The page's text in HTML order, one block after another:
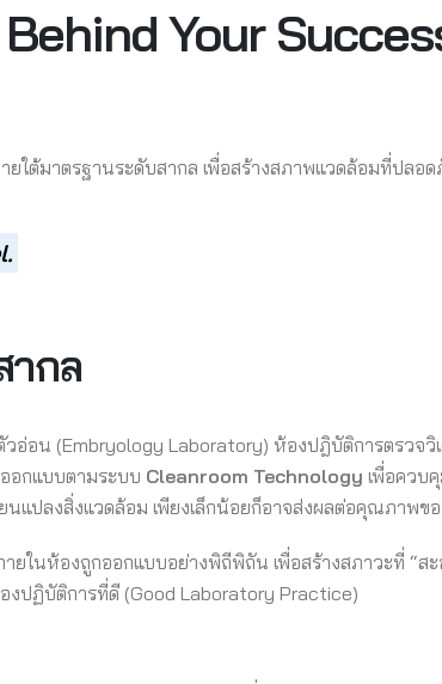
Behind Your
ใต้มาตรฐานระดับสากล เพื่อสร้างสภาพแวดล้อมที่ปล
ากล
วอ่อน (Embryology Laboratory) ห้องปฎิบัติการตรวจ
อกแบบตามระบบ Cleanroom Technology เพื่อควบ
นแปลงสิ่งแวดล้อม เพียงเล็กน้อยก็อาจส่งผลต่อคุณภาพข
ยในห้องถูกออกแบบอย่างพิถีพิถัน เพื่อสร้างสภาวะที่ “ส
ปฏิบัติการที่ดี (Good Laboratory Practice)